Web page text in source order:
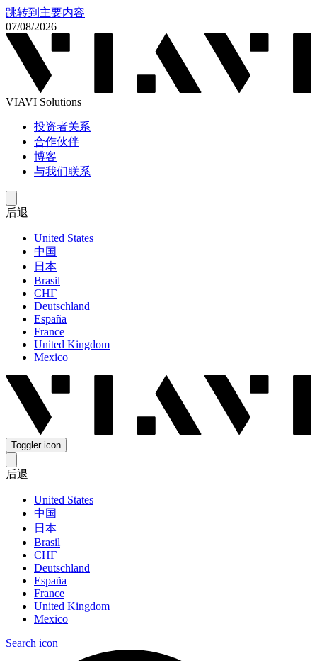
跳转到主要内容
07/08/2026
VIAVI Solutions
投资者关系
合作伙伴
博客
与我们联系
后退
United States
中国
日本
Brasil
СНГ
Deutschland
España
France
United Kingdom
Mexico
Toggler icon
后退
United States
中国
日本
Brasil
СНГ
Deutschland
España
France
United Kingdom
Mexico
Search icon